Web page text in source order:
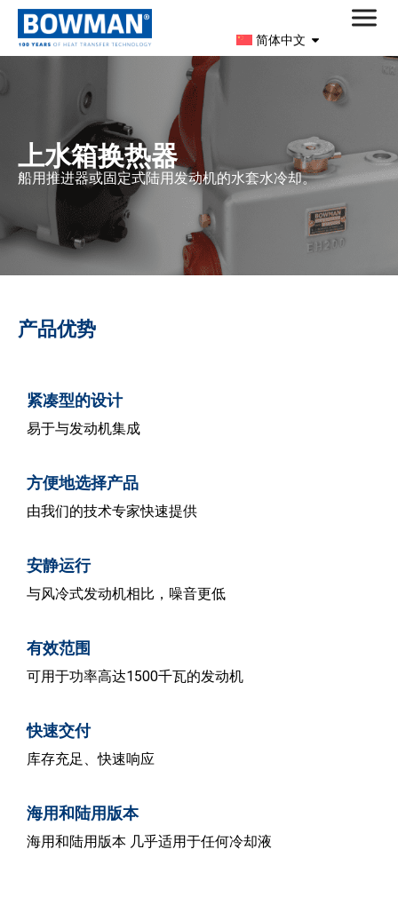
简体中文
上水箱换热器
船用推进器或固定式陆用发动机的水套水冷却。
产品优势
紧凑型的设计
易于与发动机集成
方便地选择产品
由我们的技术专家快速提供
安静运行
与风冷式发动机相比，噪音更低
有效范围
可用于功率高达1500千瓦的发动机
快速交付
库存充足、快速响应
海用和陆用版本
海用和陆用版本 几乎适用于任何冷却液